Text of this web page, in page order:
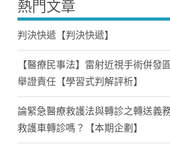
熱門文章
判決快遞【判決快遞】
【醫療民事法】雷射近視手術併發
舉證責任【學習式判解評析】
論緊急醫療救護法與轉診之轉送義
救護車轉診嗎？【本期企劃】